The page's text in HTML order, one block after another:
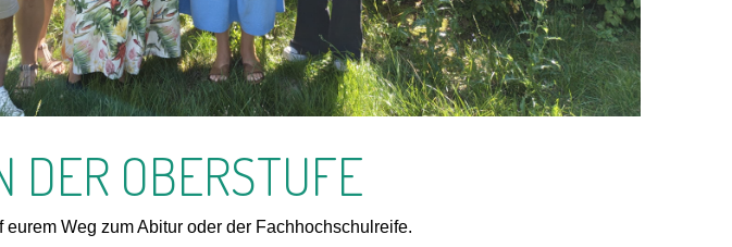
DER OBERSTUFE
Weg zum Abitur oder der Fachhochschulreife.